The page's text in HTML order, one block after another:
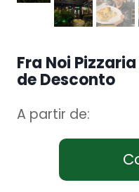
Fra Noi
de Desconto
A partir de: